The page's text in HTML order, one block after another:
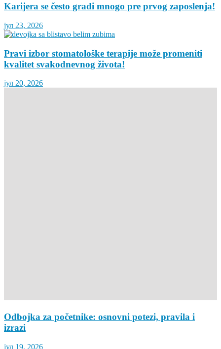
Karijera se često gradi mnogo pre prvog zaposlenja!
јул 23, 2026
Pravi izbor stomatološke terapije može promeniti
kvalitet svakodnevnog života!
јул 20, 2026
Odbojka za početnike: osnovni potezi, pravila i
izrazi
јул 19, 2026